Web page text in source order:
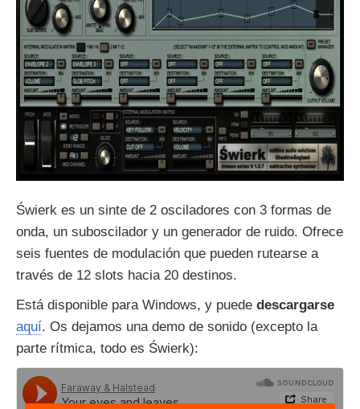
Świerk es un sinte de 2 osciladores con 3 formas de
onda, un suboscilador y un generador de ruido. Ofrece
seis fuentes de modulación que pueden rutearse a
través de 12 slots hacia 20 destinos.
Está disponible para Windows, y puede descargarse
aquí. Os dejamos una demo de sonido (excepto la
parte rítmica, todo es Świerk):